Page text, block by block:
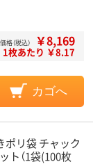
格（税込） ￥8,169
1枚あたり ￥8.17
カゴへ
ポリ袋 チャック
ト（1袋(100枚